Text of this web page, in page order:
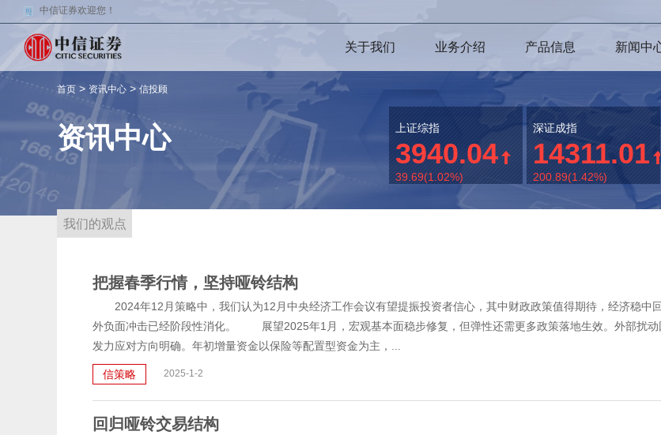
中信证券欢迎您！
关于我们 业务介绍 产品信息 新闻中
首页 > 资讯中心 > 信投顾
上证综指
3940.04
39.69(1.02%)
深证成指
14311.01
200.89(1.42%)
资讯中心
我们的观点
把握春季行情，坚持哑铃结构
2024年12月策略中，我们认为12月中央经济工作会议有望提振投资者信心，其中财政政策值得期待，经济稳中
外负面冲击已经阶段性消化。 展望2025年1月，宏观基本面稳步修复，但弹性还需更多政策落地生效。外部扰动
发力应对方向明确。年初增量资金以保险等配置型资金为主，...
信策略 2025-1-2
回归哑铃交易结构